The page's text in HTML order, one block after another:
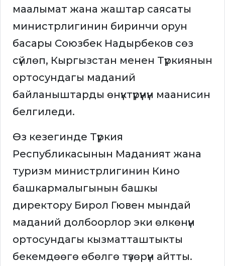
маалымат жана жаштар саясаты
министрлигинин биринчи орун
басары Союзбек Надырбеков сөз
сүйлөп, Кыргызстан менен Түркиянын
ортосундагы маданий
байланыштарды өнүктүрүүнүн маанисин
белгиледи.
Өз кезегинде Түркия
Республикасынын Маданият жана
туризм министрлигинин Кино
башкармалыгынын башкы
директору Бирол Гювен мындай
маданий долбоорлор эки өлкөнүн
ортосундагы кызматташтыкты
бекемдөөгө өбөлгө түзөрүн айтты.